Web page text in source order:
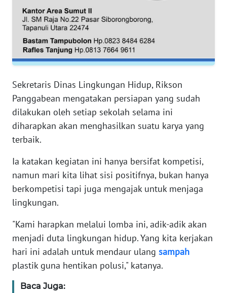
Sekretaris Dinas Lingkungan Hidup, Rikson
Panggabean mengatakan persiapan yang sudah
dilakukan oleh setiap sekolah selama ini
diharapkan akan menghasilkan suatu karya yang
terbaik.
Ia katakan kegiatan ini hanya bersifat kompetisi,
namun mari kita lihat sisi positifnya, bukan hanya
berkompetisi tapi juga mengajak untuk menjaga
lingkungan.
"Kami harapkan melalui lomba ini, adik-adik akan
menjadi duta lingkungan hidup. Yang kita kerjakan
hari ini adalah untuk mendaur ulang sampah
plastik guna hentikan polusi," katanya.
Baca Juga:
PAPUA
BARAT
WN
RIAU
WN
SERAMBI
WN
JAMBI
WN
SULTRA
WN
WN
SULTENG
SULBAR